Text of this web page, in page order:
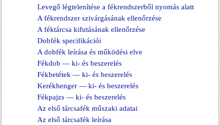
Levegő légtelenítése a fékrendszerből nyomás alatt
A fékrendszer szivárgásának ellenőrzése
A féktárcsa kifutásának ellenőrzése
Dobfék specifikációi
A dobfék leírása és működési elve
Fékdob — ki- és beszerelés
Fékbetétek — ki- és beszerelés
Kerékhenger — ki- és beszerelés
Fékpajzs — ki- és beszerelés
Az első tárcsafék műszaki adatai
Az első tárcsafék leírása